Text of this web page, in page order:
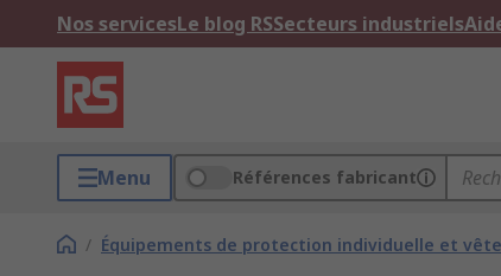
Nos servicesLe blog RSSecteurs industriels
Menu Références fabricant
/ Équipements de protection individuelle et